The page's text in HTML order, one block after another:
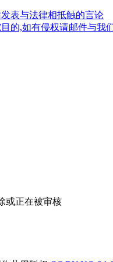
表与法律相抵触的言论
的,如有侵权请邮件与我
或正在被审核